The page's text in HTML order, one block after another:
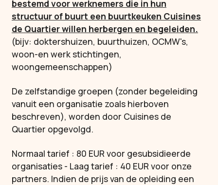
bestemd voor werknemers die in hun
structuur of buurt een buurtkeuken Cuisines
de Quartier willen herbergen en begeleiden.
(bijv: doktershuizen, buurthuizen, OCMW's,
woon-en werk stichtingen,
woongemeenschappen)
De zelfstandige groepen (zonder begeleiding
vanuit een organisatie zoals hierboven
beschreven), worden door Cuisines de
Quartier opgevolgd.
Normaal tarief : 80 EUR voor gesubsidieerde
organisaties - Laag tarief : 40 EUR voor onze
partners. Indien de prijs van de opleiding een